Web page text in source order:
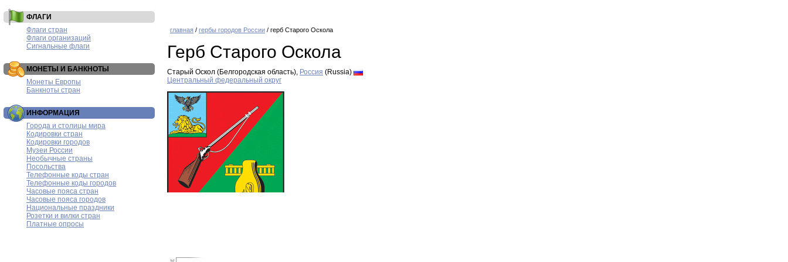
ФЛАГИ
Флаги стран
Флаги организаций
Сигнальные флаги
МОНЕТЫ И БАНКНОТЫ
Монеты Европы
Банкноты стран
ИНФОРМАЦИЯ
Города и столицы мира
Кодировки стран
Кодировки городов
Музеи России
Необычные страны
Посольства
Телефонные коды стран
Телефонные коды городов
Часовые пояса стран
Часовые пояса городов
Национальные праздники
Розетки и вилки стран
Платные опросы
главная / гербы городов России / герб Старого Оскола
Герб Старого Оскола
Старый Оскол (Белгородская область), Россия (Russia)
Центральный федеральный округ